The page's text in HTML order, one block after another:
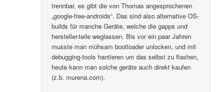
trennbar, es gibt die von Thomas angesprochenen
„google-free-androids“. Das sind also alternative OS-
builds für manche Geräte, welche die gapps und
hersteller-teile weglassen. Bis vor ein paar Jahren
musste man mühsam bootloader unlocken, und mit
debugging-tools hantieren um das selbst zu flashen,
heute kann man solche geräte auch direkt kaufen
(z.b. murena.com).